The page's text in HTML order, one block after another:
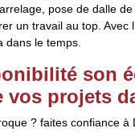
pose de dalle
un travail au top. Avec
dans le temps.
son
projets
? faites confiance à